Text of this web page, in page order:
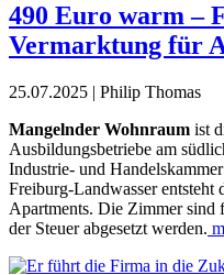
490 Euro warm –
Vermarktung für
25.07.2025 | Philip Thomas
Mangelnder Wohnraum ist
Ausbildungsbetriebe am
Industrie- und
Freiburg-Landwasser
Apartments. Die Zimmer sind
der Steuer abgesetzt werden.